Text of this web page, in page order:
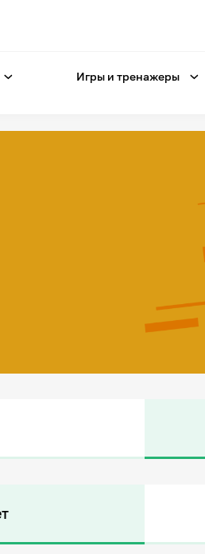
Игры и тренажеры